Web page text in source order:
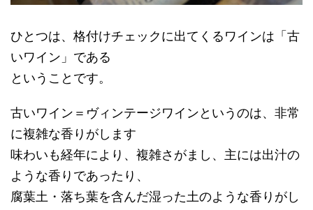
ひとつは、格付けチェックに出てくるワインは「古
いワイン」である
ということです。
古いワイン＝ヴィンテージワインというのは、非常
に複雑な香りがします
味わいも経年により、複雑さがまし、主には出汁の
ような香りであったり、
腐葉土・落ち葉を含んだ湿った土のような香りがし